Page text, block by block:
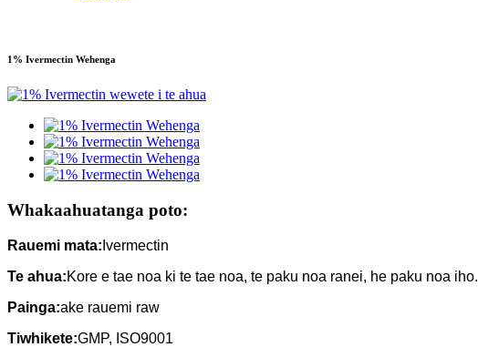
1% Ivermectin Wehenga
Whakaahuatanga poto:
Rauemi mata: Ivermectin
Te ahua:Kore e tae noa ki te tae noa, te paku noa ranei, he paku noa iho.
Painga:ake rauemi raw
Tiwhikete:GMP, ISO9001